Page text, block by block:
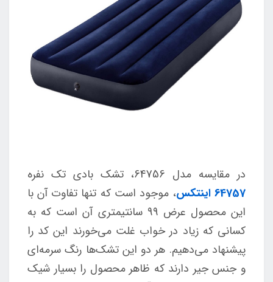
در مقایسه مدل 64756، تشک بادی تک نفره
64757 اینتکس
، موجود است که تنها تفاوت آن با
این محصول عرض 99 سانتیمتری آن است که به
کسانی که زیاد در خواب غلت می‌خورند این کد را
پیشنهاد می‌دهیم. هر دو این تشک‌ها رنگ سرمه‌ای
و جنس جیر دارند که ظاهر محصول را بسیار شیک